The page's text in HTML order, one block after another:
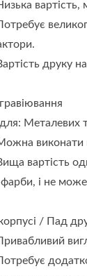
вартість,
друку
Металевих
виконати
вартість
і не
/ Пад